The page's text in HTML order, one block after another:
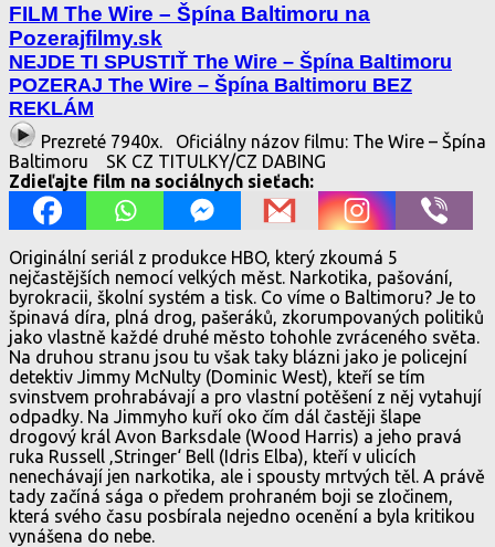
FILM The Wire – Špína Baltimoru na
Pozerajfilmy.sk
NEJDE TI SPUSTIŤ The Wire – Špína Baltimoru
POZERAJ The Wire – Špína Baltimoru BEZ
REKLÁM
Prezreté 7940x.
Oficiálny názov filmu: The Wire – Špína
Baltimoru
SK CZ TITULKY/CZ DABING
Zdieľajte film na sociálnych sieťach:
Originální seriál z produkce HBO, který zkoumá 5
nejčastějších nemocí velkých měst. Narkotika, pašování,
byrokracii, školní systém a tisk. Co víme o Baltimoru? Je to
špinavá díra, plná drog, pašeráků, zkorumpovaných politiků
jako vlastně každé druhé město tohohle zvráceného světa.
Na druhou stranu jsou tu však taky blázni jako je policejní
detektiv Jimmy McNulty (Dominic West), kteří se tím
svinstvem prohrabávají a pro vlastní potěšení z něj vytahují
odpadky. Na Jimmyho kuří oko čím dál častěji šlape
drogový král Avon Barksdale (Wood Harris) a jeho pravá
ruka Russell ‚Stringer‘ Bell (Idris Elba), kteří v ulicích
nenechávají jen narkotika, ale i spousty mrtvých těl. A právě
tady začíná sága o předem prohraném boji se zločinem,
která svého času posbírala nejedno ocenění a byla kritikou
vynášena do nebe.